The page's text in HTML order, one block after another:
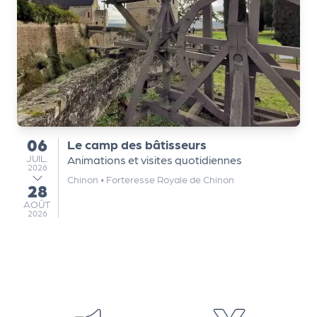
du
06
JUILLET
JUIL.
2026
au
28
AOÛT
AOÛT
2026
Le camp des bâtisseurs
Animations et visites quotidiennes
Chinon • Forteresse Royale de Chinon
Q
ui
s
o
m
m
e
s
-
n
o
u